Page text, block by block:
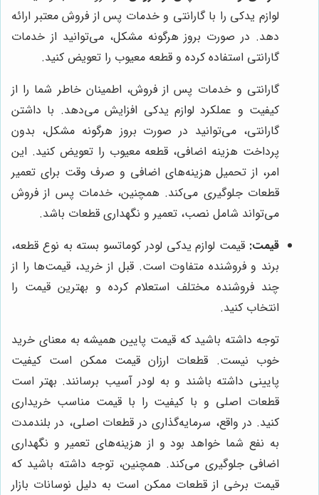
لوازم یدکی را با گارانتی و خدمات پس از فروش معتبر ارائه
دهد. در صورت بروز هرگونه مشکل، می‌توانید از خدمات
گارانتی استفاده کرده و قطعه معیوب را تعویض کنید.
گارانتی و خدمات پس از فروش، اطمینان خاطر شما را از
کیفیت و عملکرد لوازم یدکی افزایش می‌دهد. با داشتن
گارانتی، می‌توانید در صورت بروز هرگونه مشکل، بدون
پرداخت هزینه اضافی، قطعه معیوب را تعویض کنید. این
امر، از تحمیل هزینه‌های اضافی و صرف وقت برای تعمیر
قطعات جلوگیری می‌کند. همچنین، خدمات پس از فروش
می‌تواند شامل نصب، تعمیر و نگهداری قطعات باشد.
قیمت: قیمت لوازم یدکی لودر کوماتسو بسته به نوع قطعه،
برند و فروشنده متفاوت است. قبل از خرید، قیمت‌ها را از
چند فروشنده مختلف استعلام کرده و بهترین قیمت را
انتخاب کنید.
توجه داشته باشید که قیمت پایین همیشه به معنای خرید
خوب نیست. قطعات ارزان قیمت ممکن است کیفیت
پایینی داشته باشند و به لودر آسیب برسانند. بهتر است
قطعات اصلی و با کیفیت را با قیمت مناسب خریداری
کنید. در واقع، سرمایه‌گذاری در قطعات اصلی، در بلندمدت
به نفع شما خواهد بود و از هزینه‌های تعمیر و نگهداری
اضافی جلوگیری می‌کند. همچنین، توجه داشته باشید که
قیمت برخی از قطعات ممکن است به دلیل نوسانات بازار